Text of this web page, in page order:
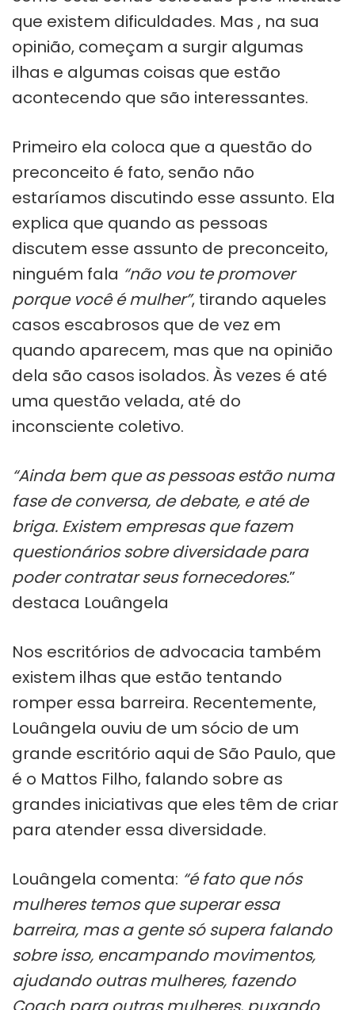
que existem dificuldades. Mas , na sua
opinião, começam a surgir algumas
ilhas e algumas coisas que estão
acontecendo que são interessantes.
Primeiro ela coloca que a questão do
preconceito é fato, senão não
estaríamos discutindo esse assunto. Ela
explica que quando as pessoas
discutem esse assunto de preconceito,
ninguém fala “não vou te promover
porque você é mulher”, tirando aqueles
casos escabrosos que de vez em
quando aparecem, mas que na opinião
dela são casos isolados. Às vezes é até
uma questão velada, até do
inconsciente coletivo.
“Ainda bem que as pessoas estão numa
fase de conversa, de debate, e até de
briga. Existem empresas que fazem
questionários sobre diversidade para
poder contratar seus fornecedores.”
destaca Louângela
Nos escritórios de advocacia também
existem ilhas que estão tentando
romper essa barreira. Recentemente,
Louângela ouviu de um sócio de um
grande escritório aqui de São Paulo, que
é o Mattos Filho, falando sobre as
grandes iniciativas que eles têm de criar
para atender essa diversidade.
Louângela comenta: “é fato que nós
mulheres temos que superar essa
barreira, mas a gente só supera falando
sobre isso, encampando movimentos,
ajudando outras mulheres, fazendo